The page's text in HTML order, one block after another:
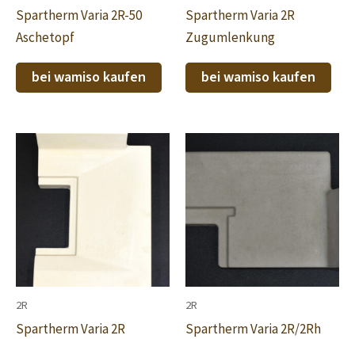
Spartherm Varia 2R-50
Aschetopf
bei wamiso kaufen
Spartherm Varia 2R
Zugumlenkung
bei wamiso kaufen
2R
Spartherm Varia 2R
2R
Spartherm Varia 2R/2Rh